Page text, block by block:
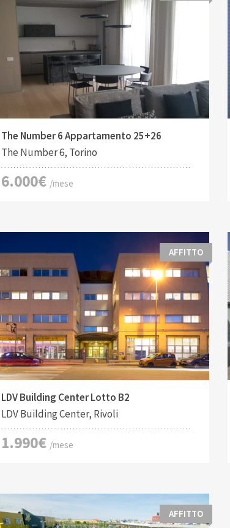
Tipo di contratto:
Costruito:
190 M
The Number 6 Appartamento 25+26
The Number 6, Torino
6.000€ /mese
Tipo di contratto:
Affitto
Costruito:
195 M2
AFFITTO
LDV Building Center Lotto B2
LDV Building Center, Rivoli
1.990€ /mese
AFFITTO